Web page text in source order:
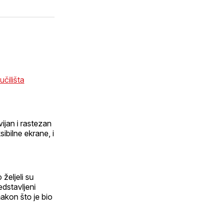
i rastezan
ekrane, i
željeli su
što je bio